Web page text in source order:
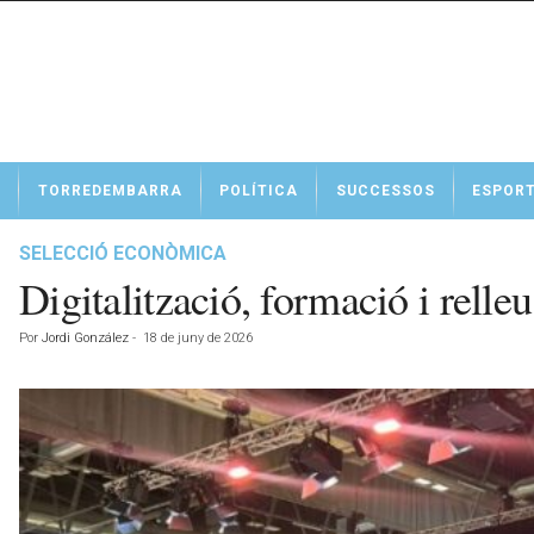
t
TORREDEMBARRA POLÍTICA SUCCESSOS
SELECCIÓ ECONÒMICA
Digitalització, formació i
Por Jordi González - 18 de juny de 2026